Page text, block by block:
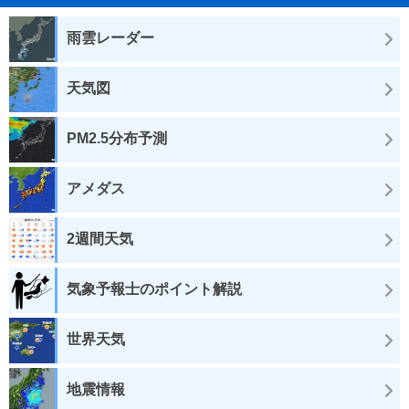
雨雲レーダー
天気図
PM2.5分布予測
アメダス
2週間天気
気象予報士のポイント解説
世界天気
地震情報